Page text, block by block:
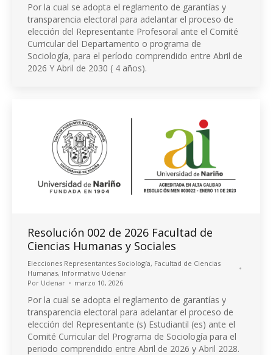
Por la cual se adopta el reglamento de garantías y
transparencia electoral para adelantar el proceso de
elección del Representante Profesoral ante el Comité
Curricular del Departamento o programa de
Sociología, para el período comprendido entre Abril de
2026 Y Abril de 2030 ( 4 años).
Resolución 002 de 2026 Facultad de
Ciencias Humanas y Sociales
Elecciones Representantes Sociología, Facultad de Ciencias
Humanas, Informativo Udenar
Por Udenar marzo 10, 2026
Por la cual se adopta el reglamento de garantías y
transparencia electoral para adelantar el proceso de
elección del Representante (s) Estudiantil (es) ante el
Comité Curricular del Programa de Sociología para el
periodo comprendido entre Abril de 2026 y Abril 2028.